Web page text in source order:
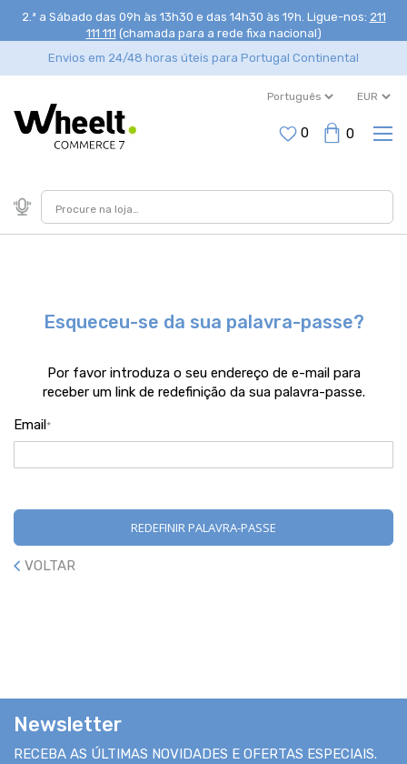
2.ª a Sábado das 09h às 13h30 e das 14h30 às 19h. Ligue-nos: 211
111 111 (chamada para a rede fixa nacional)
Envios em 24/48 horas úteis para Portugal Continental
0 0
Esqueceu-se da sua palavra-passe?
Por favor introduza o seu endereço de e-mail para
receber um link de redefinição da sua palavra-passe.
Email
REDEFINIR PALAVRA-PASSE
VOLTAR
Newsletter
RECEBA AS ÚLTIMAS NOVIDADES E OFERTAS ESPECIAIS.